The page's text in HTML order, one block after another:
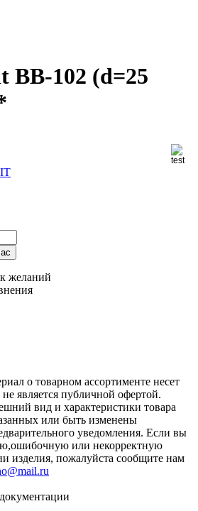
BB-102 (d=25
желаний
о товарном ассортименте несет
является публичной офертой.
вид и характеристики товара
или быть изменены
уведомления. Если вы
или некорректную
изделия, пожалуйста сообщите нам